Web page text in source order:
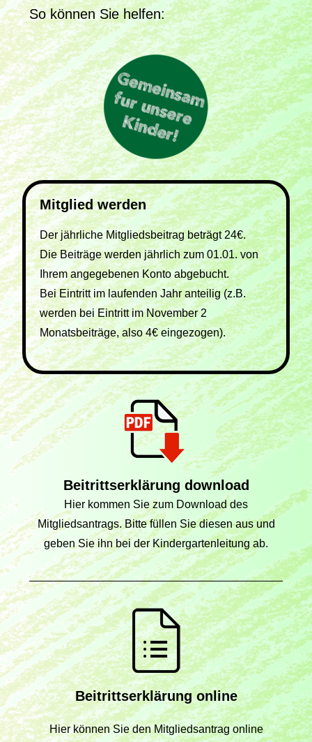
So können Sie helfen:
Mitglied werden
Der jährliche Mitgliedsbeitrag beträgt 24€.
Die Beiträge werden jährlich zum 01.01. von
Ihrem angegebenen Konto abgebucht.
Bei Eintritt im laufenden Jahr anteilig (z.B.
werden bei Eintritt im November 2
Monatsbeiträge, also 4€ eingezogen).
Beitrittserklärung download
Hier kommen Sie zum Download des
Mitgliedsantrags. Bitte füllen Sie diesen aus und
geben Sie ihn bei der Kindergartenleitung ab.
Beitrittserklärung online
Hier können Sie den Mitgliedsantrag online